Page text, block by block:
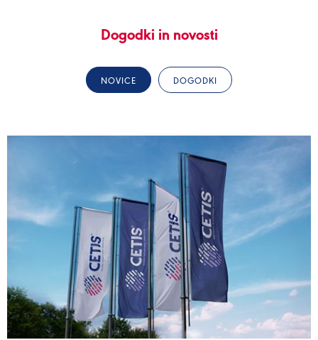
Dogodki in novosti
NOVICE DOGODKI